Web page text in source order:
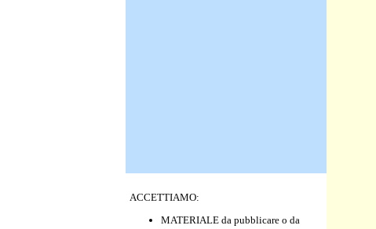
ACCETTIAMO:
MATERIALE da pubblicare o da